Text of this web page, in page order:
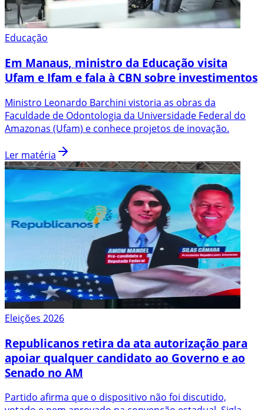
Educação
Em Manaus, ministro da Educação visita
Ufam e Ifam e fala à CBN sobre investimentos
Ministro Leonardo Barchini vistoria as obras da
Faculdade de Odontologia da Universidade Federal do
Amazonas (Ufam) e conhece projetos de inovação.
Ler matéria
Eleições 2026
Republicanos retira da ata autorização para
apoiar qualquer candidato ao Governo e ao
Senado no AM
Partido afirma que o dispositivo não foi discutido,